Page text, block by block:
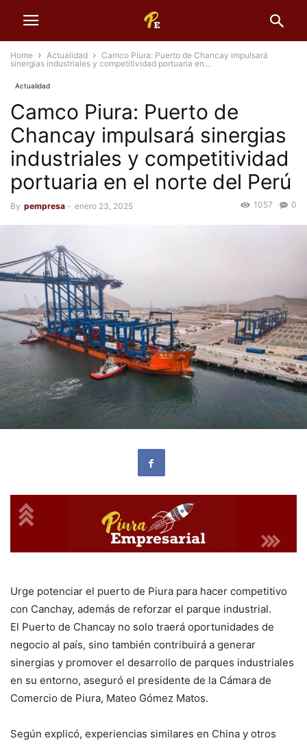
Home Actualidad
Camco Piura: Puerto de Chancay impulsará
sinergias industriales y competitividad portuaria en...
Actualidad
Camco Piura: Puerto de
Chancay impulsará sinergias
industriales y competitividad
portuaria en el norte del Perú
By pempresa - enero 23, 2025 0
1057
Urge potenciar el puerto de Piura para hacer competitivo
con Canchay, además de reforzar el parque industrial.
El Puerto de Chancay no solo traerá oportunidades de
negocio al país, sino también contribuirá a generar
sinergias y promover el desarrollo de parques industriales
en su entorno, aseguró el presidente de la Cámara de
Comercio de Piura, Mateo Gómez Matos.
Según explicó, experiencias similares en China y otros